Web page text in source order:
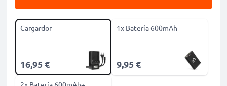
Cargardor
16,95 €
1x Batería 600mAh
9,95 €